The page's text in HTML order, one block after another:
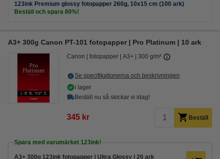
123ink Premium glossy fotopapper 260g, 10x15 cm (100 ark)
Beställ och spara 80%!
A3+ 300g Canon PT-101 fotopapper | Pro Platinum | 10 ark
Canon fotopapper A3+ 300 g/m²
Se specifikationerna och beskrivningen
i lager
Beställ nu så skickar vi idag!
345 kr Beställ
Spara med varumärket 123ink!
A3+ 300g 123ink fotopapper | Ultra Glossy | 20 ark